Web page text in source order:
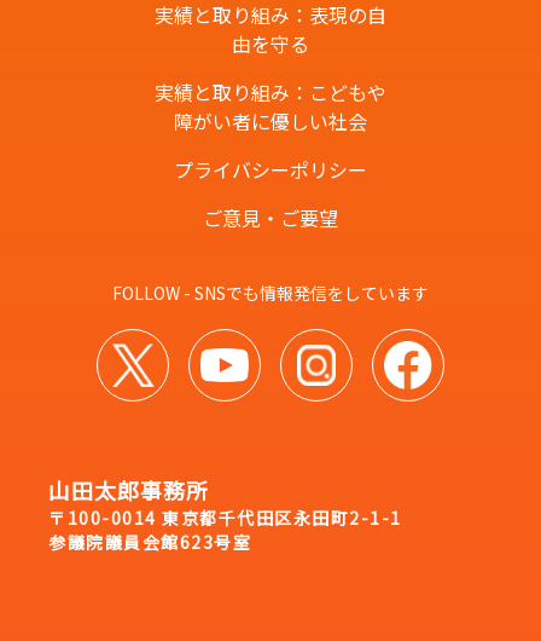
実績と取り組み：表現の自
由を守る
実績と取り組み：こどもや
障がい者に優しい社会
プライバシーポリシー
ご意見・ご要望
FOLLOW - SNSでも情報発信をしています
山田太郎事務所
〒100-0014 東京都千代田区永田町2-1-1
参議院議員会館623号室